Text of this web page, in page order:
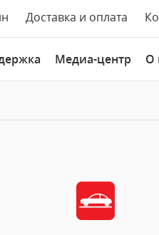
Доставка и оплата
Медиа-центр О